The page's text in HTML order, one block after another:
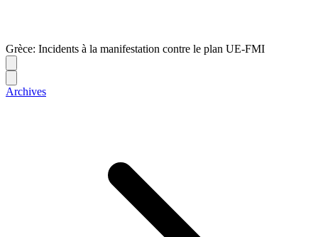
Grèce: Incidents à la manifestation contre le plan UE-FMI
Archives